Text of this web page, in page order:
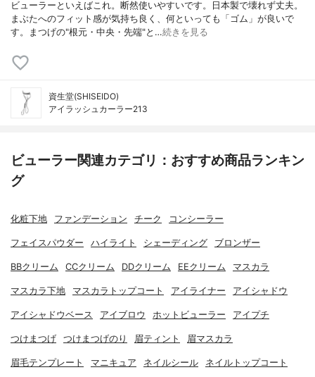
ビューラーといえばこれ。断然使いやすいです。日本製で壊れず丈夫。
まぶたへのフィット感が気持ち良く、何といっても「ゴム」が良いで
す。まつげの"根元・中央・先端"と…続きを見る
資生堂(SHISEIDO)
アイラッシュカーラー213
ビューラー関連カテゴリ：おすすめ商品ランキン
グ
化粧下地 ファンデーション チーク コンシーラー
フェイスパウダー ハイライト シェーディング ブロンザー
BBクリーム CCクリーム DDクリーム EEクリーム マスカラ
マスカラ下地 マスカラトップコート アイライナー アイシャドウ
アイシャドウベース アイブロウ ホットビューラー アイプチ
つけまつげ つけまつげのり 眉ティント 眉マスカラ
眉毛テンプレート マニキュア ネイルシール ネイルトップコート